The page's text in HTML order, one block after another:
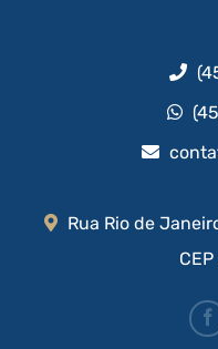
Rua Rio de